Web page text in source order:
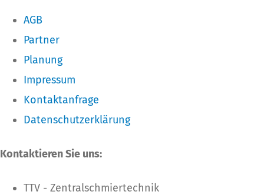
AGB
Partner
Planung
Impressum
Kontaktanfrage
Datenschutzerklärung
Kontaktieren Sie uns:
TTV - Zentralschmiertechnik